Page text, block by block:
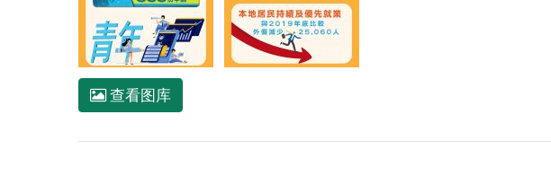
查看图库